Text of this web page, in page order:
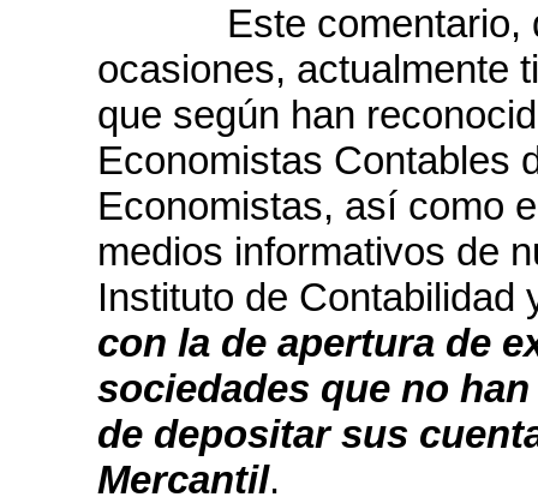
Este comentario,
ocasiones, actualmente
que según han
Economistas Contables
Economistas, así como
medios informativos de
Instituto de
con la de apertura de
sociedades que no
de depositar sus
Mercantil.